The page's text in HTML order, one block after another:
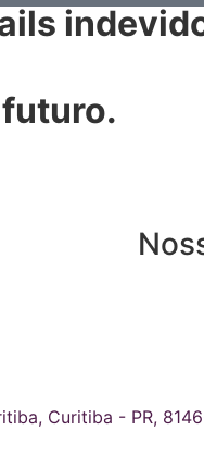
Curitiba - PR,